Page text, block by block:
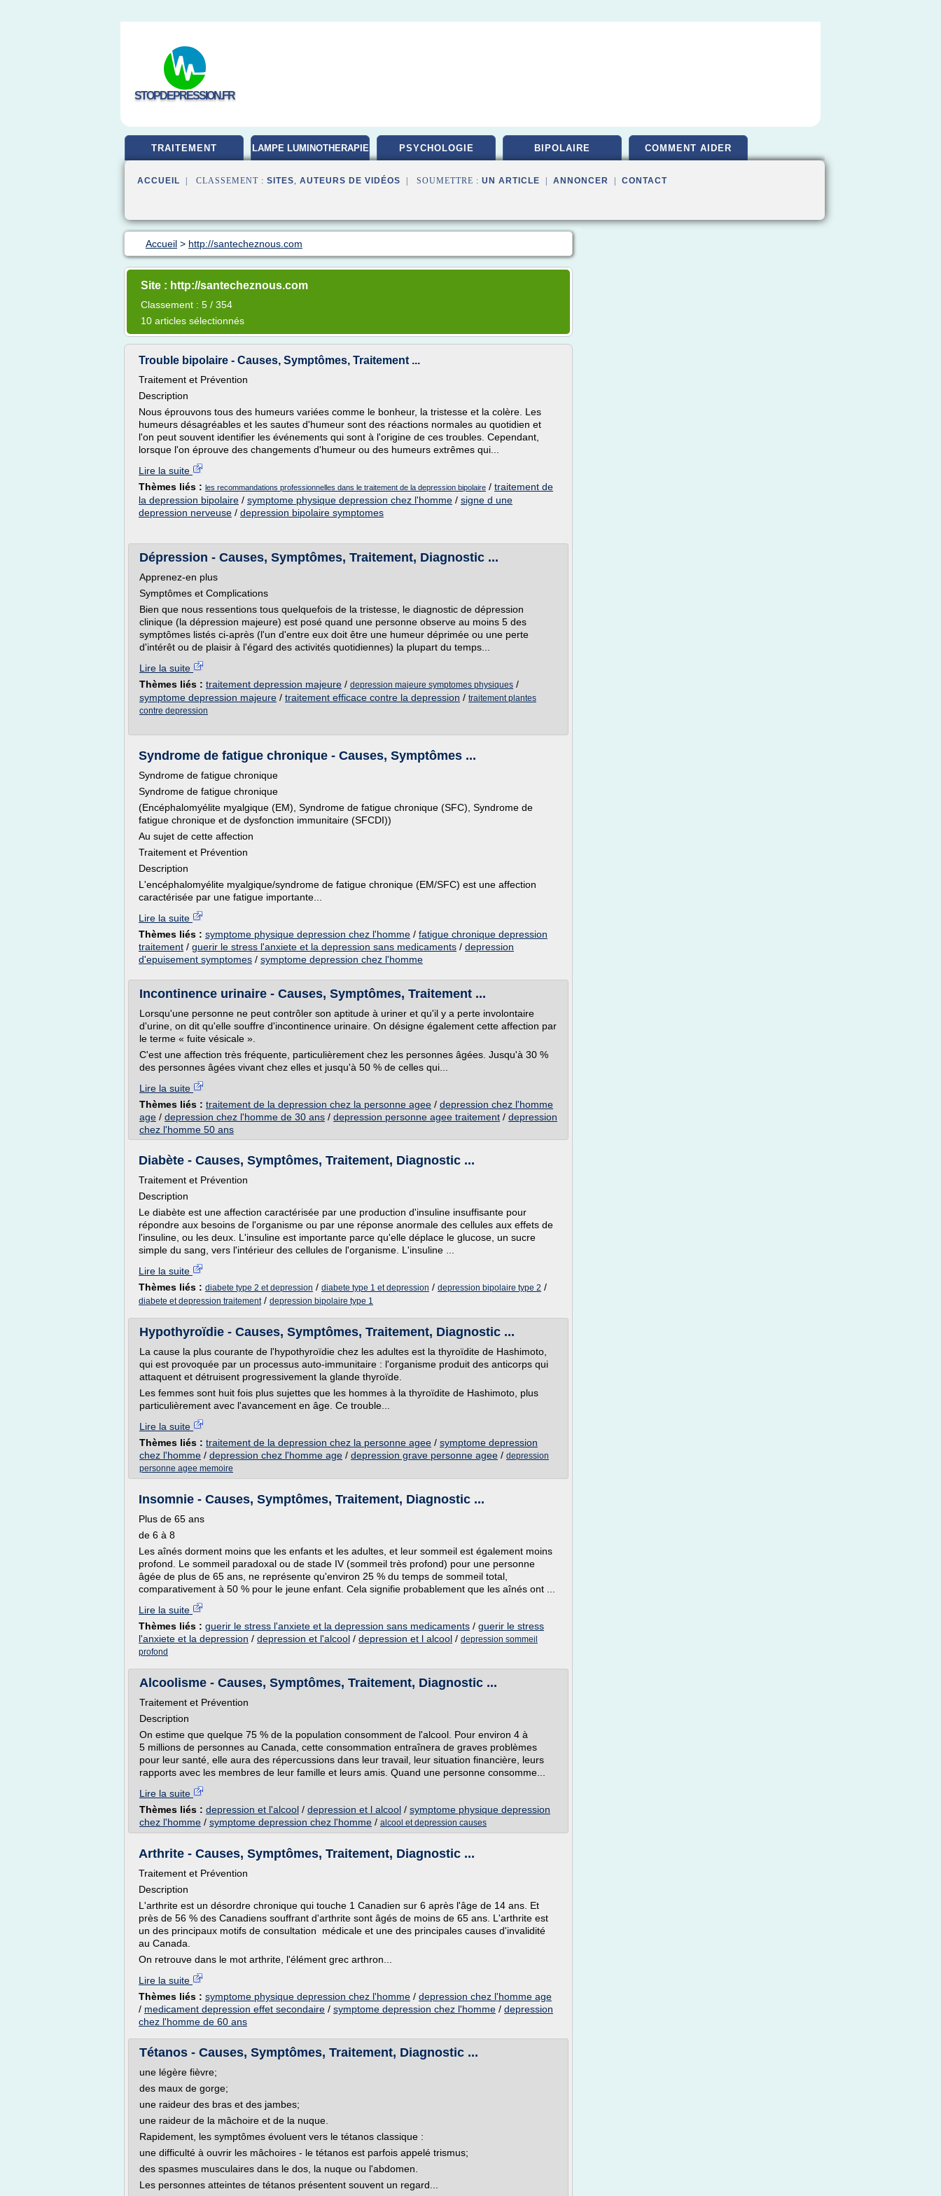
STOPDEPRESSION.FR
TRAITEMENT LAMPE LUMINOTHERAPIE PSYCHOLOGIE BIPOLAIRE COMMENT AIDER
ACCUEIL | CLASSEMENT : SITES, AUTEURS DE VIDÉOS | SOUMETTRE : UN ARTICLE ANNONCER CONTACT
Accueil > http://santecheznous.com
Site : http://santecheznous.com
Classement : 5 / 354
10 articles sélectionnés
Trouble bipolaire - Causes, Symptômes, Traitement ...
Traitement et Prévention
Description
Nous éprouvons tous des humeurs variées comme le bonheur, la tristesse et la colère. Les
humeurs désagréables et les sautes d'humeur sont des réactions normales au quotidien et
l'on peut souvent identifier les événements qui sont à l'origine de ces troubles. Cependant,
lorsque l'on éprouve des changements d'humeur ou des humeurs extrêmes qui...
Lire la suite
Thèmes liés : les recommandations professionnelles dans le traitement de la depression bipolaire / traitement de
la depression bipolaire / symptome physique depression chez l'homme / signe d une
depression nerveuse / depression bipolaire symptomes
Dépression - Causes, Symptômes, Traitement, Diagnostic ...
Apprenez-en plus
Symptômes et Complications
Bien que nous ressentions tous quelquefois de la tristesse, le diagnostic de dépression
clinique (la dépression majeure) est posé quand une personne observe au moins 5 des
symptômes listés ci-après (l'un d'entre eux doit être une humeur déprimée ou une perte
d'intérêt ou de plaisir à l'égard des activités quotidiennes) la plupart du temps...
Lire la suite
Thèmes liés : traitement depression majeure / depression majeure symptomes physiques /
symptome depression majeure / traitement efficace contre la depression / traitement plantes
contre depression
Syndrome de fatigue chronique - Causes, Symptômes ...
Syndrome de fatigue chronique
Syndrome de fatigue chronique
(Encéphalomyélite myalgique (EM), Syndrome de fatigue chronique (SFC), Syndrome de
fatigue chronique et de dysfonction immunitaire (SFCDI))
Au sujet de cette affection
Traitement et Prévention
Description
L'encéphalomyélite myalgique/syndrome de fatigue chronique (EM/SFC) est une affection
caractérisée par une fatigue importante...
Lire la suite
Thèmes liés : symptome physique depression chez l'homme / fatigue chronique depression
traitement / guerir le stress l'anxiete et la depression sans medicaments / depression
d'epuisement symptomes / symptome depression chez l'homme
Incontinence urinaire - Causes, Symptômes, Traitement ...
Lorsqu'une personne ne peut contrôler son aptitude à uriner et qu'il y a perte involontaire
d'urine, on dit qu'elle souffre d'incontinence urinaire. On désigne également cette affection par
le terme « fuite vésicale ».
C'est une affection très fréquente, particulièrement chez les personnes âgées. Jusqu'à 30 %
des personnes âgées vivant chez elles et jusqu'à 50 % de celles qui...
Lire la suite
Thèmes liés : traitement de la depression chez la personne agee / depression chez l'homme
age / depression chez l'homme de 30 ans / depression personne agee traitement / depression
chez l'homme 50 ans
Diabète - Causes, Symptômes, Traitement, Diagnostic ...
Traitement et Prévention
Description
Le diabète est une affection caractérisée par une production d'insuline insuffisante pour
répondre aux besoins de l'organisme ou par une réponse anormale des cellules aux effets de
l'insuline, ou les deux. L'insuline est importante parce qu'elle déplace le glucose, un sucre
simple du sang, vers l'intérieur des cellules de l'organisme. L'insuline ...
Lire la suite
Thèmes liés : diabete type 2 et depression / diabete type 1 et depression / depression bipolaire type 2 /
diabete et depression traitement/ depression bipolaire type 1
Hypothyroïdie - Causes, Symptômes, Traitement, Diagnostic ...
La cause la plus courante de l'hypothyroïdie chez les adultes est la thyroïdite de Hashimoto,
qui est provoquée par un processus auto-immunitaire : l'organisme produit des anticorps qui
attaquent et détruisent progressivement la glande thyroïde.
Les femmes sont huit fois plus sujettes que les hommes à la thyroïdite de Hashimoto, plus
particulièrement avec l'avancement en âge. Ce trouble...
Lire la suite
Thèmes liés : traitement de la depression chez la personne agee / symptome depression
chez l'homme / depression chez l'homme age / depression grave personne agee / depression
personne agee memoire
Insomnie - Causes, Symptômes, Traitement, Diagnostic ...
Plus de 65 ans
de 6 à 8
Les aînés dorment moins que les enfants et les adultes, et leur sommeil est également moins
profond. Le sommeil paradoxal ou de stade IV (sommeil très profond) pour une personne
âgée de plus de 65 ans, ne représente qu'environ 25 % du temps de sommeil total,
comparativement à 50 % pour le jeune enfant. Cela signifie probablement que les aînés ont ...
Lire la suite
Thèmes liés : guerir le stress l'anxiete et la depression sans medicaments / guerir le stress
l'anxiete et la depression / depression et l'alcool / depression et l alcool / depression sommeil
profond
Alcoolisme - Causes, Symptômes, Traitement, Diagnostic ...
Traitement et Prévention
Description
On estime que quelque 75 % de la population consomment de l'alcool. Pour environ 4 à
5 millions de personnes au Canada, cette consommation entraînera de graves problèmes
pour leur santé, elle aura des répercussions dans leur travail, leur situation financière, leurs
rapports avec les membres de leur famille et leurs amis. Quand une personne consomme...
Lire la suite
Thèmes liés : depression et l'alcool / depression et l alcool / symptome physique depression
chez l'homme / symptome depression chez l'homme / alcool et depression causes
Arthrite - Causes, Symptômes, Traitement, Diagnostic ...
Traitement et Prévention
Description
L'arthrite est un désordre chronique qui touche 1 Canadien sur 6 après l'âge de 14 ans. Et
près de 56 % des Canadiens souffrant d'arthrite sont âgés de moins de 65 ans. L'arthrite est
un des principaux motifs de consultation médicale et une des principales causes d'invalidité
au Canada.
On retrouve dans le mot arthrite, l'élément grec arthron...
Lire la suite
Thèmes liés : symptome physique depression chez l'homme / depression chez l'homme age
/ medicament depression effet secondaire / symptome depression chez l'homme / depression
chez l'homme de 60 ans
Tétanos - Causes, Symptômes, Traitement, Diagnostic ...
une légère fièvre;
des maux de gorge;
une raideur des bras et des jambes;
une raideur de la mâchoire et de la nuque.
Rapidement, les symptômes évoluent vers le tétanos classique :
une difficulté à ouvrir les mâchoires - le tétanos est parfois appelé trismus;
des spasmes musculaires dans le dos, la nuque ou l'abdomen.
Les personnes atteintes de tétanos présentent souvent un regard...